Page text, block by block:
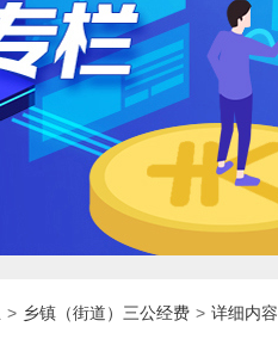
> 乡镇（街道）三公经费 > 详细内容